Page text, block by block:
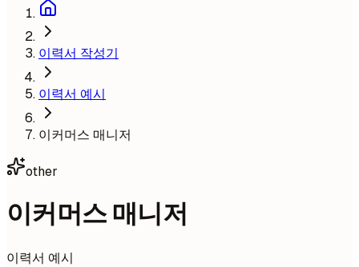
이력서 작성기
이력서 예시
이커머스 매니저
other
이커머스 매니저
이력서 예시